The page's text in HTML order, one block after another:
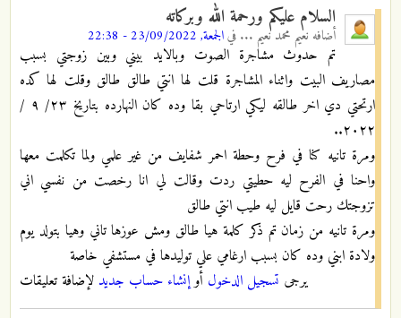
السلام عليكم ورحمة الله وبركاته
أضافه نعيم محمد نعيم ... فيالجمعة, 23/09/2022 - 22:38
تم حدوث مشاجرة الصوت وبالايد بيني وبين زوجتي بسبب
مصاريف البيت واثناء المشاجرة قلت لها انتي طالق طالق وقلت لها كده
ارتحتي دي اخر طالقه ليكي ارتاحي بقا وده كان النهارده بتاريخ ٢٣/ ٩ /
٢٠٢٢..
ومرة تانيه كنا في فرح وحطة احمر شفايف من غير علمي ولما تكلمت معها
واحنا في الفرح ليه حطيتي ردت وقالت لي انا رخصت من نفسي اني
تزوجتك رحت قايل ليه طيب انتي طالق
ومرة تانيه من زمان تم ذكر كلمة هيا طالق ومش عوزها تاني وهيا بتولد يوم
ولادة ابني وده كان بسبب ارغامي علي توليدها في مستشفي خاصة
يرجى تسجيل الدخول أوإنشاء حساب جديد لإضافة تعليقات